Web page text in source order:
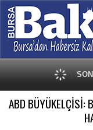
ABD BÜYÜKELÇİSİ: